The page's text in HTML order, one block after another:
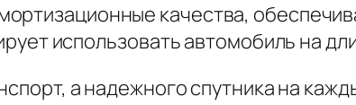
качества,
использовать автомобиль на
а надежного спутника на